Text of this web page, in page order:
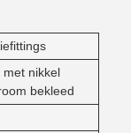
met nikkel
bekleed